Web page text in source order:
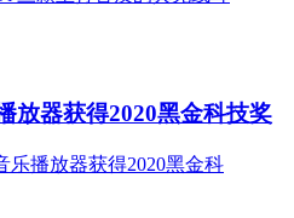
放器获得2020黑金科技奖